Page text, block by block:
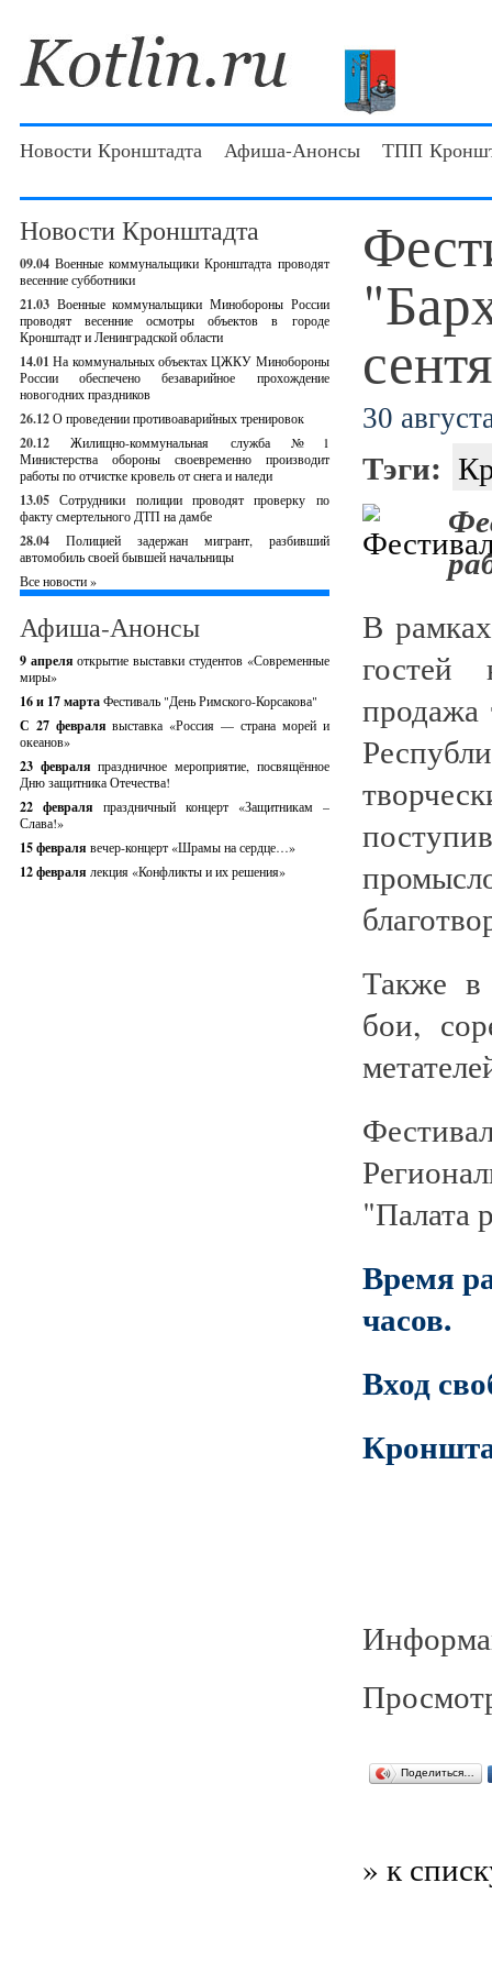
Новости Кронштадта Афиша-Анонсы ТПП
Новости Кронштадта
09.04 Военные коммунальщики Кронштадта проводят
весенние субботники
21.03 Военные коммунальщики Минобороны России
проводят весенние осмотры объектов в городе
Кронштадт и Ленинградской области
14.01 На коммунальных объектах ЦЖКУ Минобороны
России обеспечено безаварийное прохождение
новогодних праздников
26.12О проведении противоаварийных тренировок
20.12
Жилищно-коммунальная служба №1
Министерства обороны своевременно производит
работы по отчистке кровель от снега и наледи
13.05 Сотрудники полиции проводят проверку по
факту смертельного ДТП на дамбе
28.04
Полицией задержан мигрант, разбивший
автомобиль своей бывшей начальницы
Все новости »
Афиша-Анонсы
9 апреляоткрытие выставки студентов «Современные
миры»
16 и 17 мартаФестиваль "День Римского-Корсакова"
С 27 февралявыставка «Россия — страна морей и
океанов»
23 февраляпраздничное мероприятие, посвящённое
Дню защитника Отечества!
22 февраля праздничный концерт «Защитникам –
Слава!»
15 февраля вечер-концерт «Шрамы на сердце…»
12 февраля лекция «Конфликты и их решения»
30
Тэги:
В
гостей
продажа
Также в
бои,
"Палата
Время
часов.
Вход
Поделиться…
» к